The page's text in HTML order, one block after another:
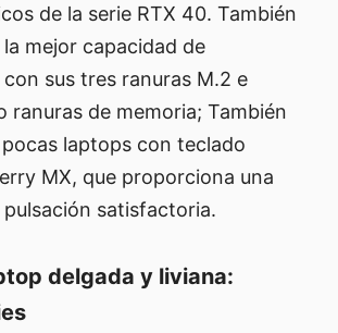
de la serie RTX 40. También
mejor capacidad de
sus tres ranuras M.2 e
ranuras de memoria; También
pocas laptops con teclado
MX, que proporciona una
satisfactoria.
delgada y liviana: